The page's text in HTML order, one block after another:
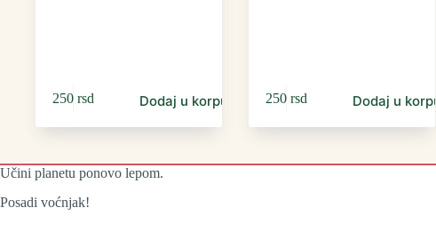
250 rsd Dodaj u korpu 250 rsd Dodaj u korpu
Učini planetu ponovo lepom.
Posadi voćnjak!